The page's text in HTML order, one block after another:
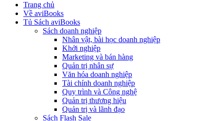
Trang chủ
Về aviBooks
Tủ Sách aviBooks
Sách doanh nghiệp
Nhân vật, bài học doanh nghiệp
Khởi nghiệp
Marketing và bán hàng
Quản trị nhân sự
Văn hóa doanh nghiệp
Tài chính doanh nghiệp
Quy trình và Công nghệ
Quản trị thương hiệu
Quản trị và lãnh đạo
Sách Flash Sale